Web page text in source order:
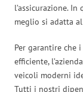
l’assicurazione.
meglio si adatta
Per garantire che
efficiente,
veicoli moderni
Tutti i nostri